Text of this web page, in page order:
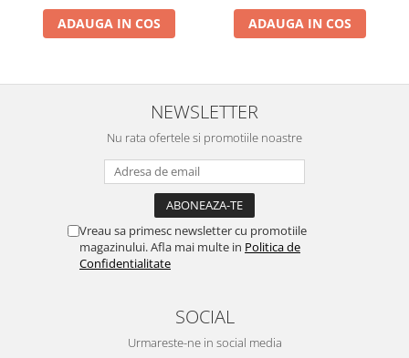
ADAUGA IN COS ADAUGA IN COS
NEWSLETTER
Nu rata ofertele si promotiile noastre
Vreau sa primesc newsletter cu promotiile
magazinului. Afla mai multe in Politica de
Confidentialitate
SOCIAL
Urmareste-ne in social media